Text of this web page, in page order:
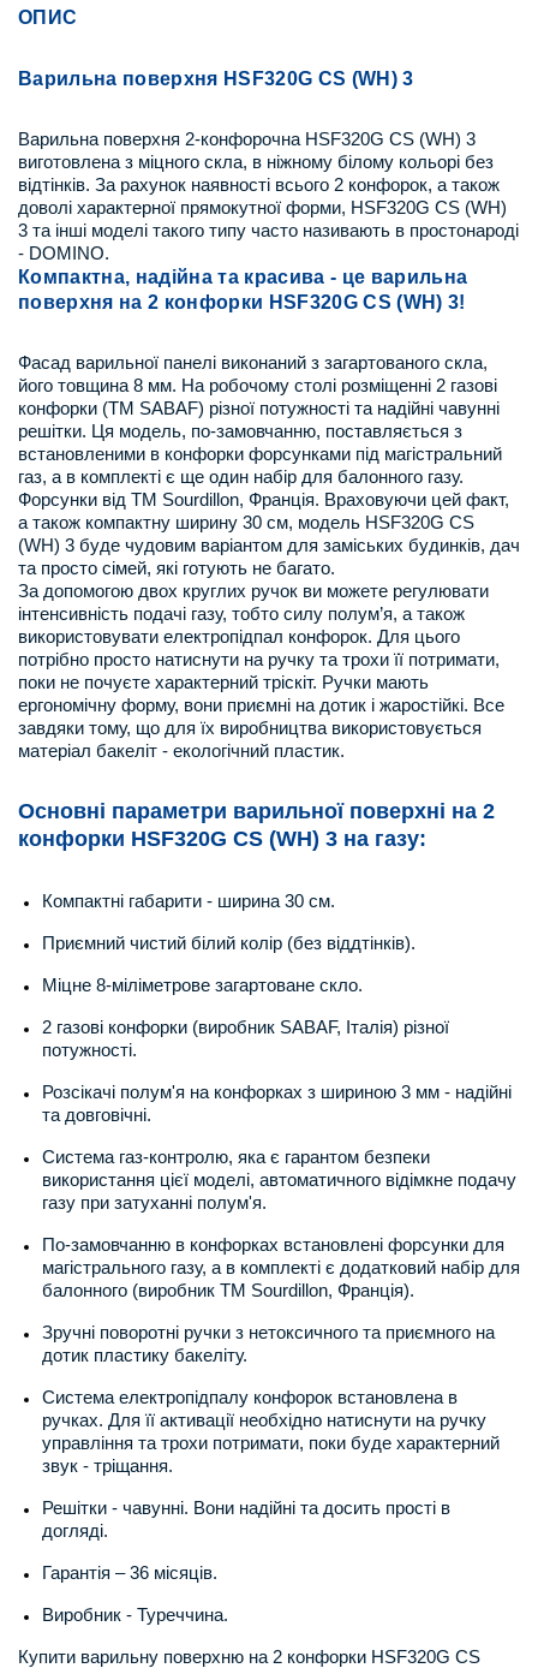
ОПИС
Варильна поверхня HSF320G CS (WH) 3
Варильна поверхня 2-конфорочна HSF320G CS (WH) 3
виготовлена з міцного скла, в ніжному білому кольорі без
відтінків. За рахунок наявності всього 2 конфорок, а також
доволі характерної прямокутної форми, HSF320G CS (WH)
3 та інші моделі такого типу часто називають в простонароді
- DOMINO.
Компактна, надійна та красива - це варильна
поверхня на 2 конфорки HSF320G CS (WH) 3!
Фасад варильної панелі виконаний з загартованого скла,
його товщина 8 мм. На робочому столі розміщенні 2 газові
конфорки (ТМ SABAF) різної потужності та надійні чавунні
решітки. Ця модель, по-замовчанню, поставляється з
встановленими в конфорки форсунками під магістральний
газ, а в комплекті є ще один набір для балонного газу.
Форсунки від ТМ Sourdillon, Франція. Враховуючи цей факт,
а також компактну ширину 30 см, модель HSF320G CS
(WH) 3 буде чудовим варіантом для заміських будинків, дач
та просто сімей, які готують не багато.
За допомогою двох круглих ручок ви можете регулювати
інтенсивність подачі газу, тобто силу полум’я, а також
використовувати електропідпал конфорок. Для цього
потрібно просто натиснути на ручку та трохи її потримати,
поки не почуєте характерний тріскіт. Ручки мають
ергономічну форму, вони приємні на дотик і жаростійкі. Все
завдяки тому, що для їх виробництва використовується
матеріал бакеліт - екологічний пластик.
Основні параметри варильної поверхні на 2
конфорки HSF320G CS (WH) 3 на газу:
Компактні габарити - ширина 30 см.
Приємний чистий білий колір (без віддтінків).
Міцне 8-міліметрове загартоване скло.
2 газові конфорки (виробник SABAF, Італія) різної
потужності.
Розсікачі полум'я на конфорках з шириною 3 мм - надійні
та довговічні.
Система газ-контролю, яка є гарантом безпеки
використання цієї моделі, автоматичного відімкне подачу
газу при затуханні полум'я.
По-замовчанню в конфорках встановлені форсунки для
магістрального газу, а в комплекті є додатковий набір для
балонного (виробник ТМ Sourdillon, Франція).
Зручні поворотні ручки з нетоксичного та приємного на
дотик пластику бакеліту.
Система електропідпалу конфорок встановлена в
ручках. Для її активації необхідно натиснути на ручку
управління та трохи потримати, поки буде характерний
звук - тріщання.
Решітки - чавунні. Вони надійні та досить прості в
догляді.
Гарантія – 36 місяців.
Виробник - Туреччина.
Купити варильну поверхню на 2 конфорки HSF320G CS